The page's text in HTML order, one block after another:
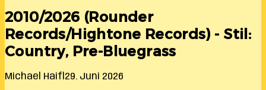
2010/2026 (Rounder
Records/Hightone Records) - Stil:
Country, Pre-Bluegrass
Michael Haifl 29. Juni 2026